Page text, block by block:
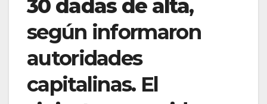
30 dadas de alta,
según informaron
autoridades
capitalinas. El